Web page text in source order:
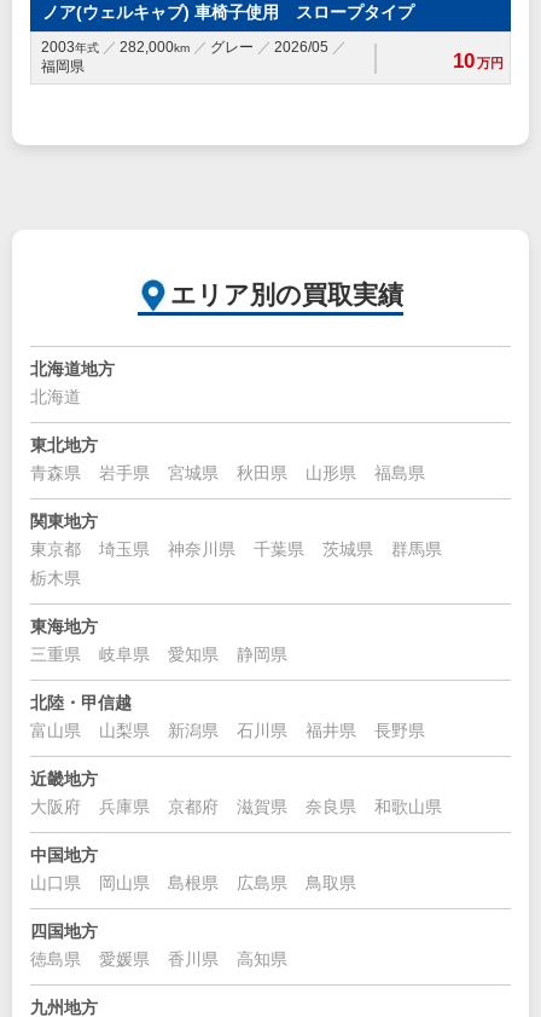
ノア(ウェルキャブ) 車椅子使用 スロープタイプ
2003年式 282,000km グレー
2026/05
福岡県
10万円
エリア別の買取実績
北海道地方
北海道
東北地方
青森県
岩手県 宮城県 秋田県 山形県 福島県
関東地方
東京都
埼玉県 神奈川県 千葉県 茨城県
群馬県
栃木県
東海地方
三重県
岐阜県 愛知県 静岡県
北陸・甲信越
富山県
山梨県 新潟県 石川県 福井県 長野県
近畿地方
大阪府
兵庫県 京都府 滋賀県 奈良県 和歌山県
中国地方
山口県
岡山県 島根県 広島県 鳥取県
四国地方
徳島県
愛媛県 香川県 高知県
九州地方